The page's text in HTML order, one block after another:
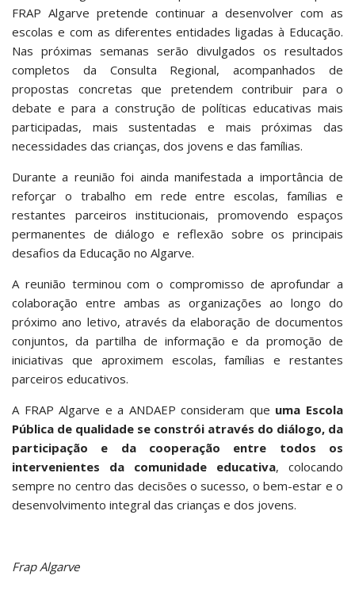
FRAP Algarve pretende continuar a desenvolver com as
escolas e com as diferentes entidades ligadas à Educação.
Nas próximas semanas serão divulgados os resultados
completos da Consulta Regional, acompanhados de
propostas concretas que pretendem contribuir para o
debate e para a construção de políticas educativas mais
participadas, mais sustentadas e mais próximas das
necessidades das crianças, dos jovens e das famílias.
Durante a reunião foi ainda manifestada a importância de
reforçar o trabalho em rede entre escolas, famílias e
restantes parceiros institucionais, promovendo espaços
permanentes de diálogo e reflexão sobre os principais
desafios da Educação no Algarve.
A reunião terminou com o compromisso de aprofundar a
colaboração entre ambas as organizações ao longo do
próximo ano letivo, através da elaboração de documentos
conjuntos, da partilha de informação e da promoção de
iniciativas que aproximem escolas, famílias e restantes
parceiros educativos.
A FRAP Algarve e a ANDAEP consideram que uma Escola
Pública de qualidade se constrói através do diálogo, da
participação e da cooperação entre todos os
intervenientes da comunidade educativa, colocando
sempre no centro das decisões o sucesso, o bem-estar e o
desenvolvimento integral das crianças e dos jovens.
Frap Algarve